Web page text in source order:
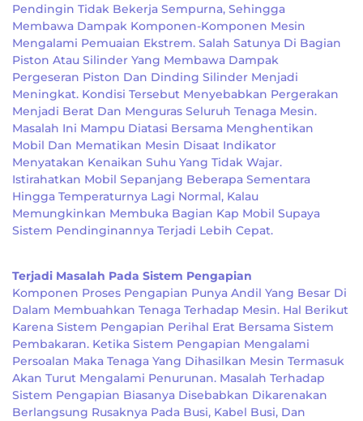
Pendingin Tidak Bekerja Sempurna, Sehingga
Membawa Dampak Komponen-Komponen Mesin
Mengalami Pemuaian Ekstrem. Salah Satunya Di Bagian
Piston Atau Silinder Yang Membawa Dampak
Pergeseran Piston Dan Dinding Silinder Menjadi
Meningkat. Kondisi Tersebut Menyebabkan Pergerakan
Menjadi Berat Dan Menguras Seluruh Tenaga Mesin.
Masalah Ini Mampu Diatasi Bersama Menghentikan
Mobil Dan Mematikan Mesin Disaat Indikator
Menyatakan Kenaikan Suhu Yang Tidak Wajar.
Istirahatkan Mobil Sepanjang Beberapa Sementara
Hingga Temperaturnya Lagi Normal, Kalau
Memungkinkan Membuka Bagian Kap Mobil Supaya
Sistem Pendinginannya Terjadi Lebih Cepat.
Terjadi Masalah Pada Sistem Pengapian
Komponen Proses Pengapian Punya Andil Yang Besar Di
Dalam Membuahkan Tenaga Terhadap Mesin. Hal Berikut
Karena Sistem Pengapian Perihal Erat Bersama Sistem
Pembakaran. Ketika Sistem Pengapian Mengalami
Persoalan Maka Tenaga Yang Dihasilkan Mesin Termasuk
Akan Turut Mengalami Penurunan. Masalah Terhadap
Sistem Pengapian Biasanya Disebabkan Dikarenakan
Berlangsung Rusaknya Pada Busi, Kabel Busi, Dan